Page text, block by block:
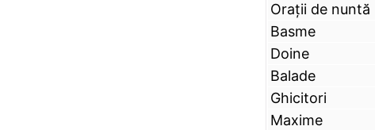
Orații de nuntă
Basme
Doine
Balade
Ghicitori
Maxime